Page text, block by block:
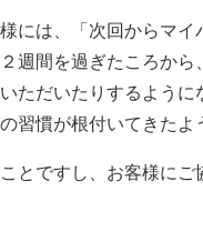
には、「次回からマイ
週間を過ぎたころか
ただいたりするよう
習慣が根付いてきたよ
とですし、お客様にご